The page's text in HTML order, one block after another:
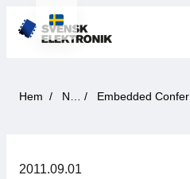
Svensk elektronikindustri
Våra frågor
Hem Nyheter Embedded Conference Scandinavia
2011.09.01